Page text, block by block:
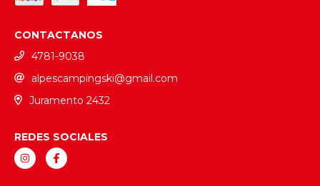
CONTACTANOS
4781-9038
alpescampingski@gmail.com
Juramento 2432
REDES SOCIALES